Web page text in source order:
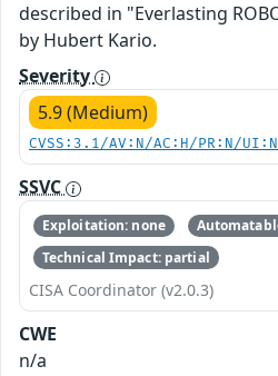
described in "Everlasting
by Hubert Kario.
Severity
5.9 (Medium)
CVSS:3.1/AV:N/AC:H/PR:N/
SSVC
Exploitation: none
Technical Impact: partial
CISA Coordinator (v2.0.3)
CWE
n/a